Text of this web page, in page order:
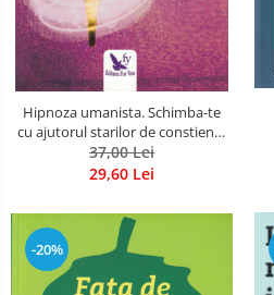
Hipnoza umanista. Schimba-te
cu ajutorul starilor de constienta
extinsa
37,00 Lei
29,60 Lei
-20%